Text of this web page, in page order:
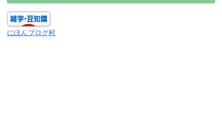
にほんブログ村